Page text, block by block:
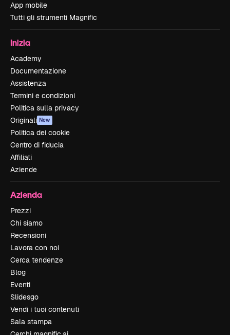
App mobile
Tutti gli strumenti Magnific
Inizia
Academy
Documentazione
Assistenza
Termini e condizioni
Politica sulla privacy
Originali New
Politica dei cookie
Centro di fiducia
Affiliati
Aziende
Azienda
Prezzi
Chi siamo
Recensioni
Lavora con noi
Cerca tendenze
Blog
Eventi
Slidesgo
Vendi i tuoi contenuti
Sala stampa